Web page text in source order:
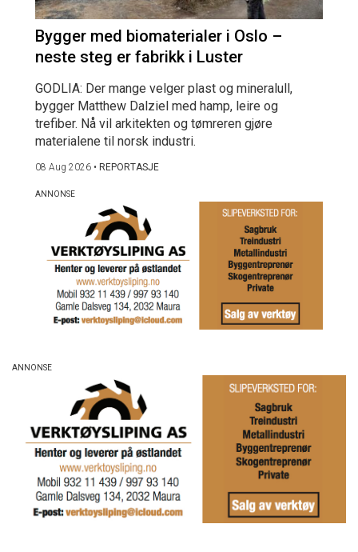
Bygger med biomaterialer i Oslo –
neste steg er fabrikk i Luster
GODLIA: Der mange velger plast og mineralull,
bygger Matthew Dalziel med hamp, leire og
trefiber. Nå vil arkitekten og tømreren gjøre
materialene til norsk industri.
08 Aug 2026 • REPORTASJE